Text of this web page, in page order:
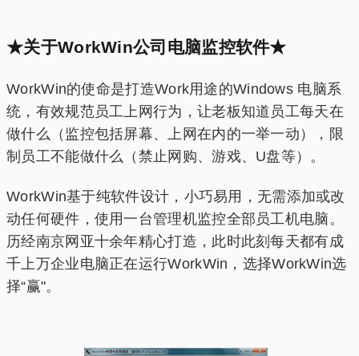
★关于WorkWin公司电脑监控软件★
WorkWin的使命是打造Work用途的Windows 电脑系
统，有效规范员工上网行为，让老板知道员工每天在
做什么（监控包括屏幕、上网在内的一举一动），限
制员工不能做什么（禁止网购、游戏、U盘等）。
WorkWin基于纯软件设计，小巧易用，无需添加或改
动任何硬件，使用一台管理机监控全部员工机电脑。
历经南京网亚十余年精心打造，此时此刻每天都有成
千上万企业电脑正在运行WorkWin，选择WorkWin选
择“赢"。